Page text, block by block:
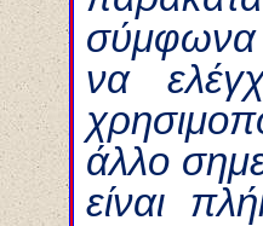
σύμφωνα
να
άλλο
είναι